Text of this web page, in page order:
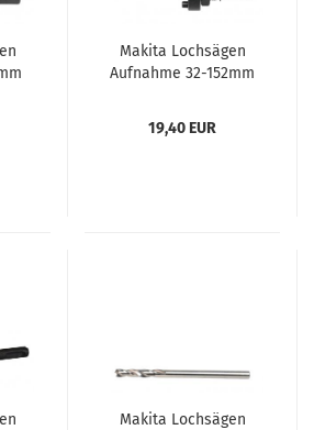
Makita Lochsägen
Aufnahme 32-152mm
19,40 EUR
Makita Lochsägen